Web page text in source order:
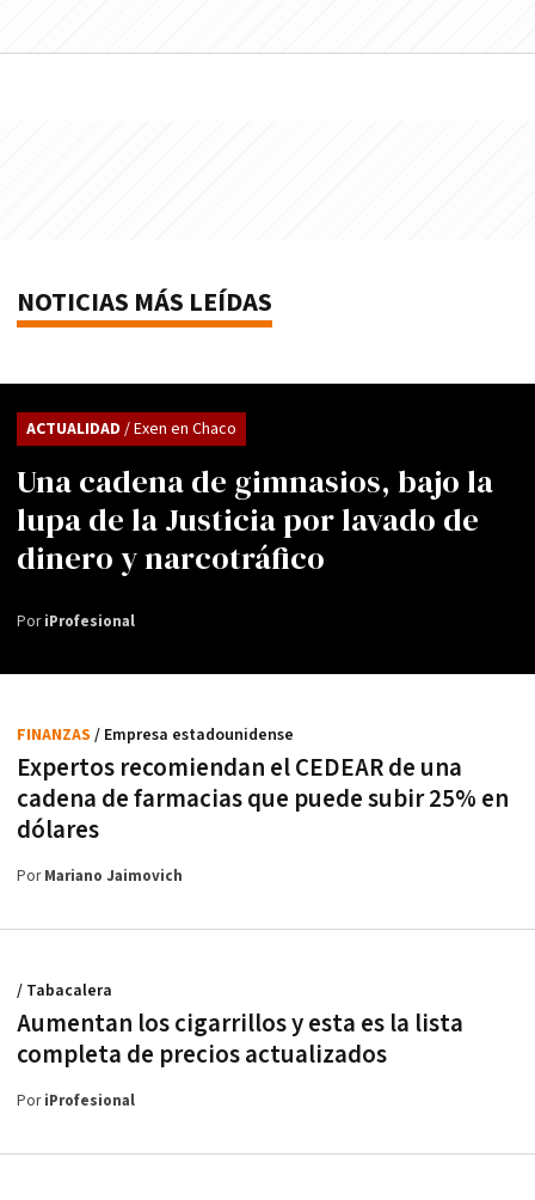
NOTICIAS MÁS LEÍDAS
Una cadena de gimnasios, bajo la
lupa de la Justicia por lavado de
dinero y narcotráfico
ACTUALIDAD / Exen en Chaco
PoriProfesional
Expertos recomiendan el CEDEAR de una
cadena de farmacias que puede subir 25% en
dólares
FINANZAS / Empresa estadounidense
PorMariano Jaimovich
Aumentan los cigarrillos y esta es la lista
completa de precios actualizados
/ Tabacalera
PoriProfesional